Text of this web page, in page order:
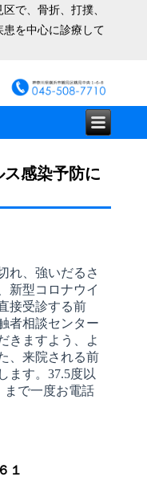
で、骨折、打撲、
を中心に診療して
ス感染予防に
れ、強いだるさ
新型コロナウイ
接受診する前
者相談センター
きますよう、よ
、来院される前
ます。37.5度以
まで一度お電話
１